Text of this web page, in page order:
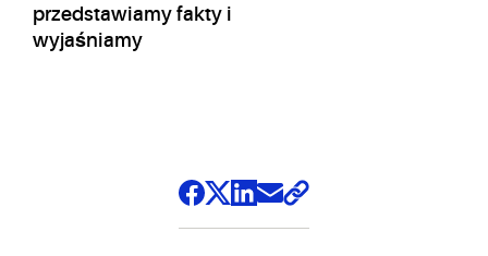
przedstawiamy fakty i
wyjaśniamy